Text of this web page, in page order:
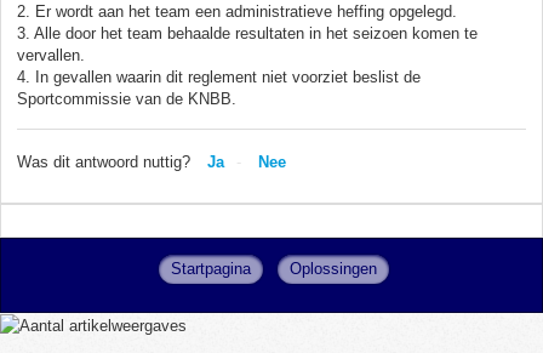
2. Er wordt aan het team een administratieve heffing opgelegd.
3. Alle door het team behaalde resultaten in het seizoen komen te
vervallen.
4. In gevallen waarin dit reglement niet voorziet beslist de
Sportcommissie van de KNBB.
Was dit antwoord nuttig? Ja Nee
Startpagina Oplossingen